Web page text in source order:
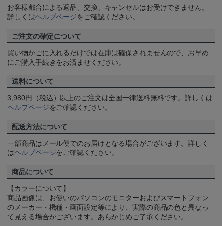
お客様都合による返品、交換、キャンセルはお受けできません。
詳しくはヘルプページをご確認ください。
ご注文の確定について
買い物かごに入れるだけでは在庫は確保されませんので、お早め
にご購入手続きをお済ませください。
送料について
3,980円（税込）以上のご注文は全国一律送料無料です。詳しくは
ヘルプページをご確認ください。
配送方法について
一部商品はメール便でのお届けとなる場合がございます。詳しく
はヘルプページをご確認ください。
商品について
【カラーについて】
商品画像は、お使いのパソコンのモニターおよびスマートフォン
のメーカー・機種・画面設定等により、実際の商品の色と異なっ
て見える場合がございます。あらかじめご了承ください。